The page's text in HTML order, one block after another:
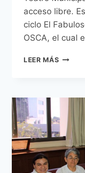
acceso libre.
ciclo El
OSCA, el cual
LEER MÁS LA
EN
EL
TEATRO